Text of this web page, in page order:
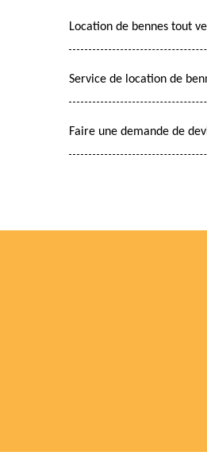
Location de bennes tout
Service de location de
Faire une demande de